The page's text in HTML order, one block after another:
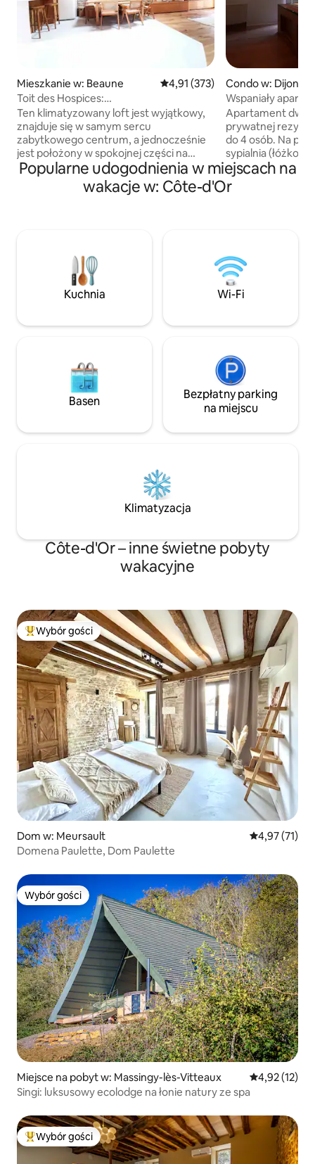
Mieszkanie w: Beaune Średnia ocena: 4,91 na 5, liczba
4,91 (373)
Toit des Hospices:
hipercentrum/widok/klimatyzacja
Ten klimatyzowany loft jest wyjątkowy,
znajduje się w samym sercu
zabytkowego centrum, a jednocześnie
jest położony w spokojnej części na
końcu dziedzińca w bezpośrednim
sąsiedztwie Hospicjum. Z loftu roztacza
się niesamowity widok na Place Carnot, a
m, bardzo jasny. Bezpłatny parking w
pobliżu, restauracje i sklepy na placu. W
pełni wyposażony apartament, przyjazd
Condo w: Dijon
Wspaniały
tarasem w
Apartament
prywatnej
do 4 osób. Na
sypialnia (łóżko
projektor wideo z
przestronna
hydromasażem.
dobrej pogodzie.
udogodnień
supermarkety,
piekarnia).
Popularne udogodnienia w miejscach na
wakacje w: Côte-d'Or
Kuchnia Wi-Fi
Basen
Bezpłatny parking
na miejscu
Klimatyzacja
Côte-d'Or – inne świetne pobyty
wakacyjne
Najpopularniejsze z kategorii Wybór gości
Wybór gości
Dom w: Meursault Średnia
4,97 (71)
Domena Paulette, Dom Paulette
Wybór gości
Wybór gości
Miejsce na pobyt w: Massingy-lès-Vitteaux Średnia
4,92 (12)
Singi: luksusowy ecolodge na łonie natury ze spa
Najpopularniejsze z kategorii Wybór gości
Wybór gości